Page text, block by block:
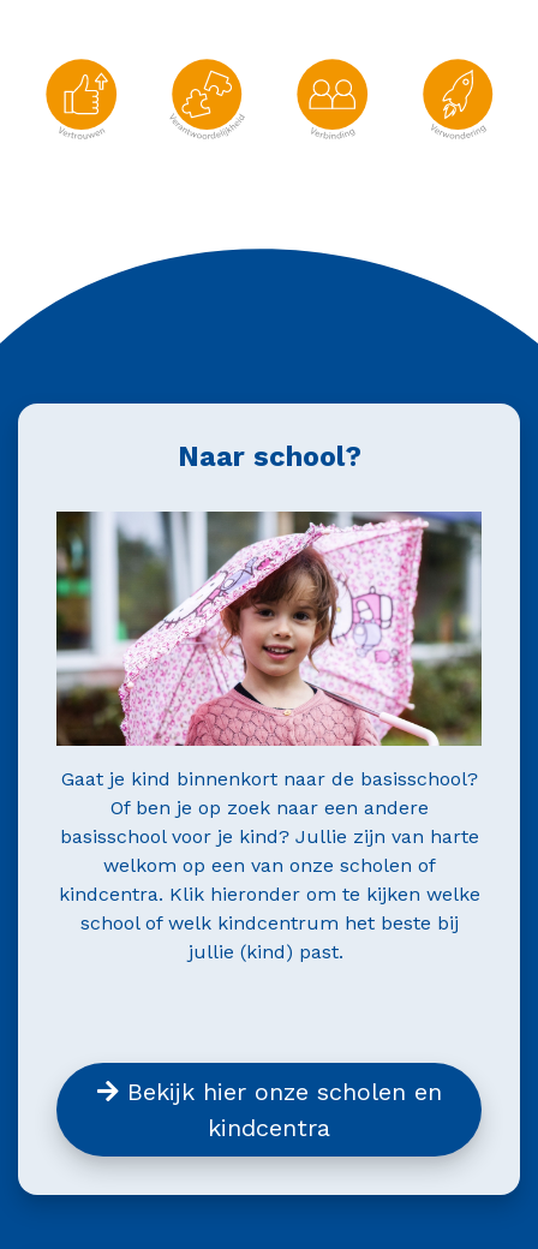
Naar school?
Gaat je kind binnenkort naar de basisschool?
Of ben je op zoek naar een andere
basisschool voor je kind? Jullie zijn van harte
welkom op een van onze scholen of
kindcentra. Klik hieronder om te kijken welke
school of welk kindcentrum het beste bij
jullie (kind) past.
Bekijk hier onze scholen en
kindcentra